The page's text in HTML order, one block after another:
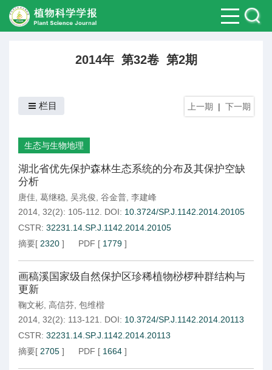
2014年 第32卷 第2期
上一期 | 下一期
栏目
生态与生物地理
湖北省优先保护森林生态系统的分布及其保护空缺
分析
唐佳 葛继稳 吴兆俊 谷金普 李建峰
2014, 32(2): 105-112.
DOI: 10.3724/SP.J.1142.2014.20105
CSTR: 32231.14.SP.J.1142.2014.20105
摘要[ 2320 ] PDF [ 1779 ]
画稿溪国家级自然保护区珍稀植物桫椤种群结构与
更新
鞠文彬 高信芬 包维楷
2014, 32(2): 113-121.
DOI: 10.3724/SP.J.1142.2014.20113
CSTR: 32231.14.SP.J.1142.2014.20113
摘要[ 2705 ] PDF [ 1664 ]